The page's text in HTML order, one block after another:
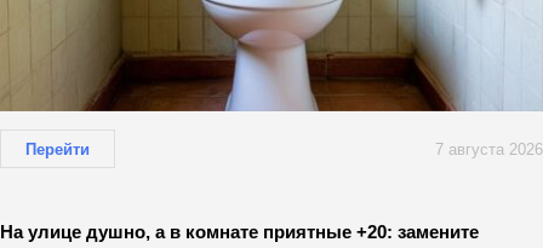
Перейти 7 августа 2026
На улице душно, а в комнате приятные +20: замените